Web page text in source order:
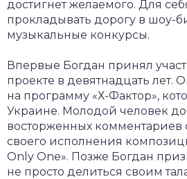
достигнет желаемого. Для
прокладывать дорогу в шоу-
музыкальные конкурсы.
Впервые Богдан принял
проекте в девятнадцать лет.
на программу «Х-Фактор»,
Украине. Молодой человек
восторженных комментариев
своего исполнения
Only One». Позже Богдан
не просто делиться своим